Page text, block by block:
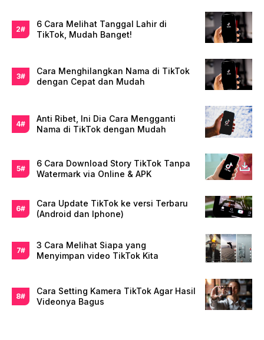
6 Cara Melihat Tanggal Lahir di
TikTok, Mudah Banget!
Cara Menghilangkan Nama di TikTok
dengan Cepat dan Mudah
Anti Ribet, Ini Dia Cara Mengganti
Nama di TikTok dengan Mudah
6 Cara Download Story TikTok Tanpa
Watermark via Online & APK
Cara Update TikTok ke versi Terbaru
(Android dan Iphone)
3 Cara Melihat Siapa yang
Menyimpan video TikTok Kita
Cara Setting Kamera TikTok Agar Hasil
Videonya Bagus